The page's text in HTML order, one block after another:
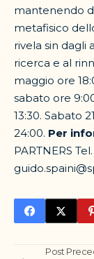
mantenendo
metafisico
rivela sin dagli
ricerca e al
maggio ore
sabato ore
13:30. Sabato
24:00. Per
PARTNERS
Post